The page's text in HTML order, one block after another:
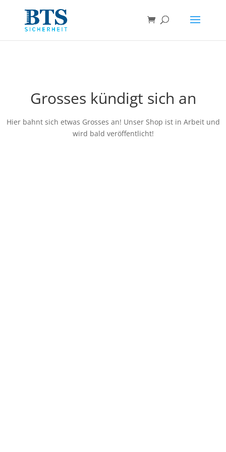
Grosses kündigt sich an
Hier bahnt sich etwas Grosses an! Unser Shop ist in Arbeit und
wird bald veröffentlicht!